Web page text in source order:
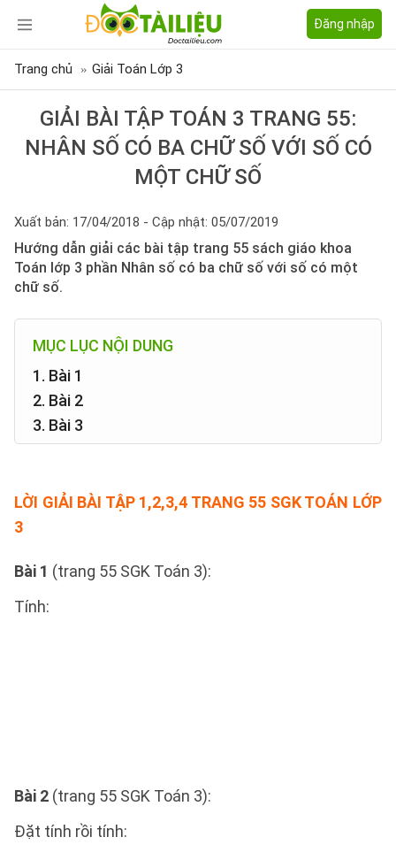
Đăng nhập
Trang chủ Giải Toán Lớp 3
GIẢI BÀI TẬP TOÁN 3 TRANG 55:
NHÂN SỐ CÓ BA CHỮ SỐ VỚI SỐ CÓ
MỘT CHỮ SỐ
Xuất bản: 17/04/2018 - Cập nhật: 05/07/2019
Hướng dẫn giải các bài tập trang 55 sách giáo khoa
Toán lớp 3 phần Nhân số có ba chữ số với số có một
chữ số.
MỤC LỤC NỘI DUNG
1. Bài 1
2. Bài 2
3. Bài 3
LỜI GIẢI BÀI TẬP 1,2,3,4 TRANG 55 SGK TOÁN LỚP
3
Bài 1 (trang 55 SGK Toán 3):
Tính:
Bài 2 (trang 55 SGK Toán 3):
Đặt tính rồi tính: